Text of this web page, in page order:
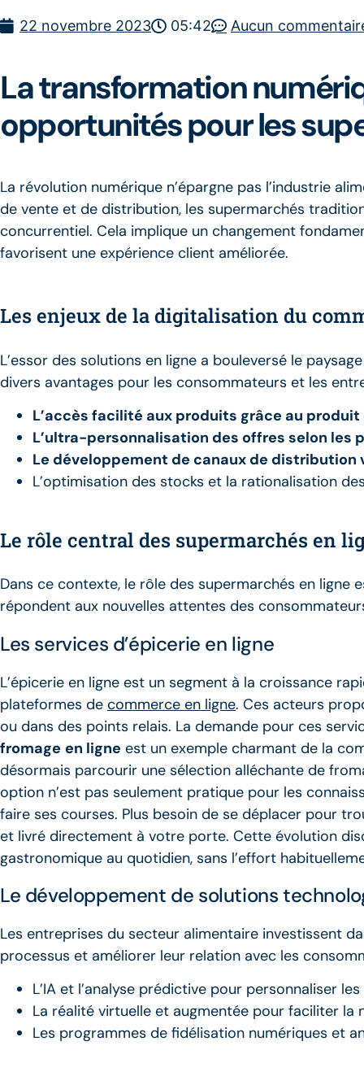
22 novembre 2023 05:42 Aucun
La transformation
opportunités pour les
La révolution numérique n’épargne pas l’industrie
de vente et de distribution, les supermarchés
concurrentiel. Cela implique un changement
favorisent une expérience client améliorée.
Les enjeux de la digitalisation du
L’essor des solutions en ligne a bouleversé le
divers avantages pour les consommateurs et les
L’accès facilité aux produits grâce au
L’ultra-personnalisation des offres selon les
Le développement de canaux de
L’optimisation des stocks et la rationalisation
Le rôle central des supermarchés en
Dans ce contexte, le rôle des supermarchés en ligne
répondent aux nouvelles attentes des
Les services d’épicerie en ligne
L’épicerie en ligne est un segment à la croissance
plateformes de commerce en ligne. Ces acteurs
ou dans des points relais. La demande pour ces
fromage en ligne est un exemple charmant de la
désormais parcourir une sélection alléchante de
option n’est pas seulement pratique pour les
faire ses courses. Plus besoin de se déplacer pour
et livré directement à votre porte. Cette évolution
gastronomique au quotidien, sans l’effort
Le développement de solutions
Les entreprises du secteur alimentaire investissent
processus et améliorer leur relation avec les
L’IA et l’analyse prédictive pour personnaliser
La réalité virtuelle et augmentée pour faciliter
Les programmes de fidélisation numériques et